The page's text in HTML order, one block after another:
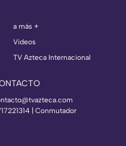
a más +
Videos
TV Azteca Internacional
| Conmutador